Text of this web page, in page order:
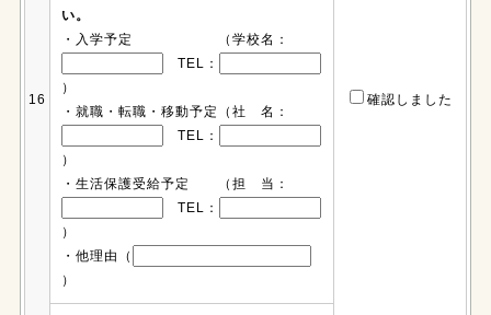
16 確認しました
い。
・入学予定 （学校名：
TEL：
）
・就職・転職・移動予定（社 名：
TEL：
）
・生活保護受給予定 （担 当：
TEL：
）
・他理由（
）